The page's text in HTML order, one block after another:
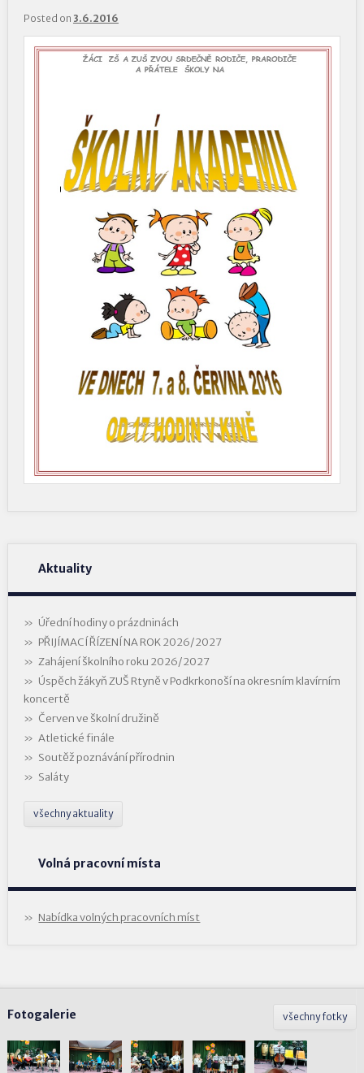
Posted on 3.6.2016
Aktuality
Úřední hodiny o prázdninách
PŘIJÍMACÍ ŘÍZENÍ NA ROK 2026/2027
Zahájení školního roku 2026/2027
Úspěch žákyň ZUŠ Rtyně v Podkrkonoší na okresním klavírním
koncertě
Červen ve školní družině
Atletické finále
Soutěž poznávání přírodnin
Saláty
všechny aktuality
Volná pracovní místa
Nabídka volných pracovních míst
všechny fotky
Fotogalerie